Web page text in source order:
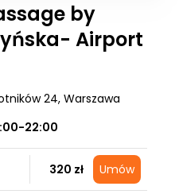
by
Airport
24, Warszawa
22:00
320 zł Umów